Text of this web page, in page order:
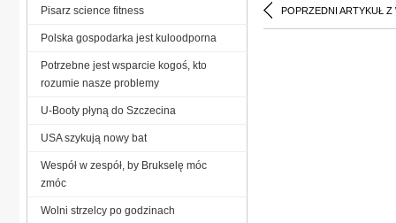
POPRZEDNI ARTYKUŁ Z
Pisarz science fitness
Polska gospodarka jest kuloodporna
Potrzebne jest wsparcie kogoś, kto
rozumie nasze problemy
U-Booty płyną do Szczecina
USA szykują nowy bat
Wespół w zespół, by Brukselę móc
zmóc
Wolni strzelcy po godzinach